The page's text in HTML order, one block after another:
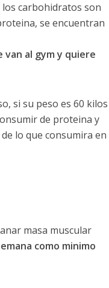
carbohidratos son
se encuentran
van al gym y quiere
si su peso es 60 kilos
de proteina y
lo que consumira en
masa muscular
como minimo